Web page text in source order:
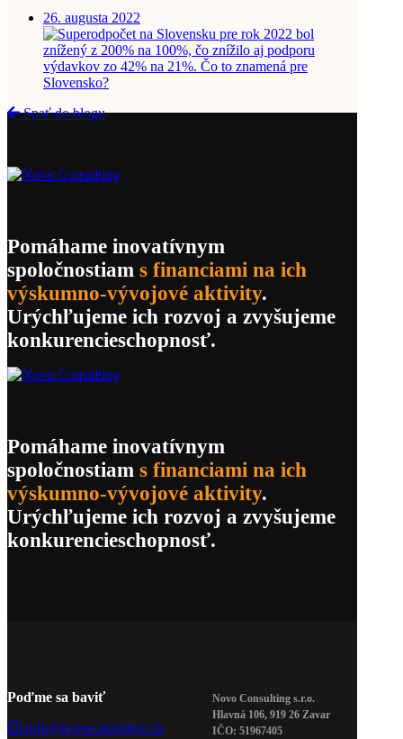
26. augusta 2022
Spať do blogu
Pomáhame inovatívnym
spoločnostiam s financiami na ich
výskumno-vývojové aktivity.
Urýchľujeme ich rozvoj a zvyšujeme
konkurencieschopnosť.
Pomáhame inovatívnym
spoločnostiam s financiami na ich
výskumno-vývojové aktivity.
Urýchľujeme ich rozvoj a zvyšujeme
konkurencieschopnosť.
Poďme sa baviť
info@novoconsulting.sk
Novo Consulting s.r.o.
Hlavná 106, 919 26 Zavar
IČO: 51967405